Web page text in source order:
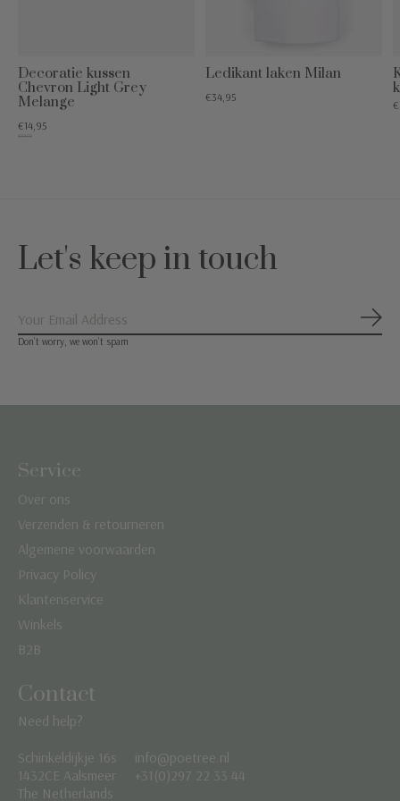
Decoratie kussen
Chevron Light Grey
Melange
€14,95
€34,95
Ledikant laken Milan
€34,95
Let's keep in touch
Don’t worry, we won’t spam
Service
Over ons
Verzenden & retourneren
Algemene voorwaarden
Privacy Policy
Klantenservice
Winkels
B2B
Contact
Need help?
Schinkeldijkje 16s
1432CE Aalsmeer
The Netherlands
info@poetree.nl
+31(0)297 22 33 44
Nederlands